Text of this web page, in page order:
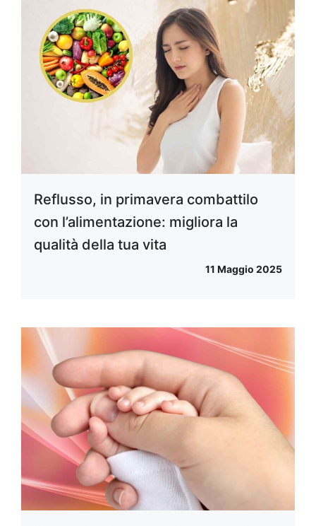
Reflusso, in primavera combattilo
con l’alimentazione: migliora la
qualità della tua vita
11 Maggio 2025